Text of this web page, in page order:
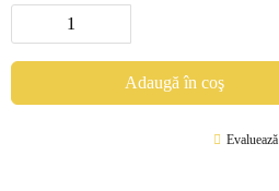
Evaluează